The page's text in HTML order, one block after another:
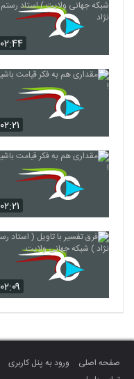
۰۲:۴۴
۰۲:۲۱
۰۲:۲۱
۰۲:۰۹
صفحه اصلی ورود به پنل کاربری